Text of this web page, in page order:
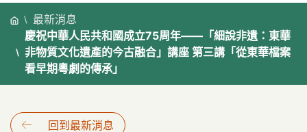
最新消息
慶祝中華人民共和國成立75周年——「細說非遺：東華
非物質文化遺產的今古融合」講座 第三講「從東華檔案
看早期粵劇的傳承」
回到最新消息